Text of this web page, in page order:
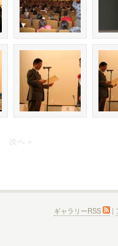
次へ »
ギャラリーRSS |